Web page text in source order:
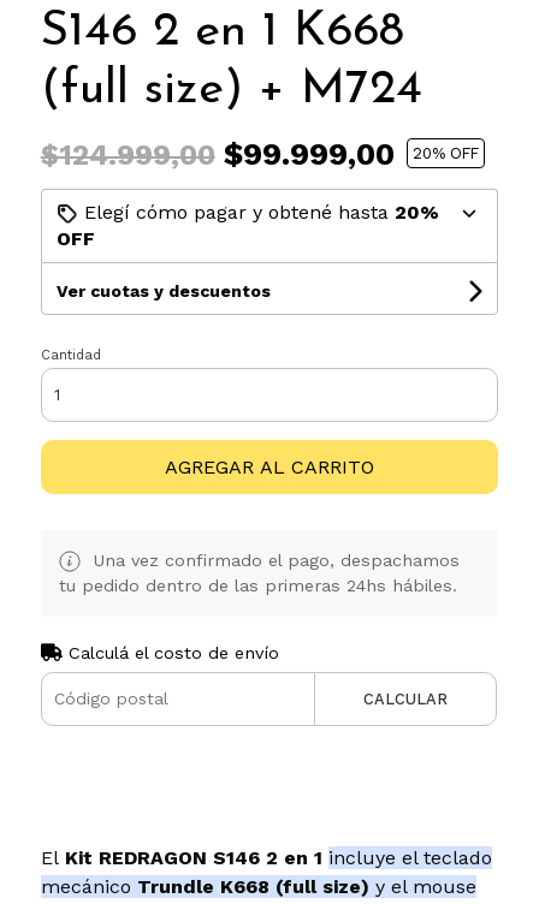
S146 2 en 1 K668
(full size) + M724
$124.999,00$99.999,00 20% OFF
Elegí cómo pagar y obtené hasta 20%
OFF
Ver cuotas y descuentos
Cantidad
AGREGAR AL CARRITO
Una vez confirmado el pago, despachamos
tu pedido dentro de las primeras 24hs hábiles.
Calculá el costo de envío
CALCULAR
El Kit REDRAGON S146 2 en 1 incluye el teclado
mecánico Trundle K668 (full size) y el mouse